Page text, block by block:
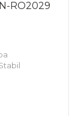
RO2029